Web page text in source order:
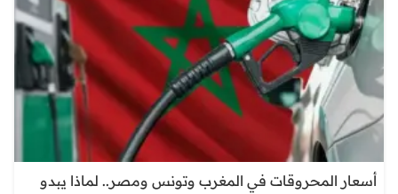
أسعار المحروقات في المغرب وتونس ومصر.. لماذا يبدو